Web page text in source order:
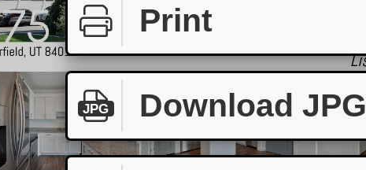
Print
JPG Download JPG